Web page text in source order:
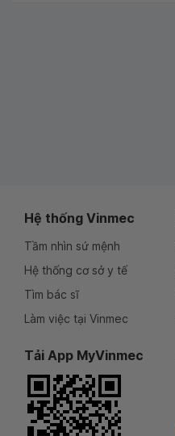
Hệ thống Vinmec
Tầm nhìn sứ mệnh
Hệ thống cơ sở y tế
Tìm bác sĩ
Làm việc tại Vinmec
Tải App MyVinmec